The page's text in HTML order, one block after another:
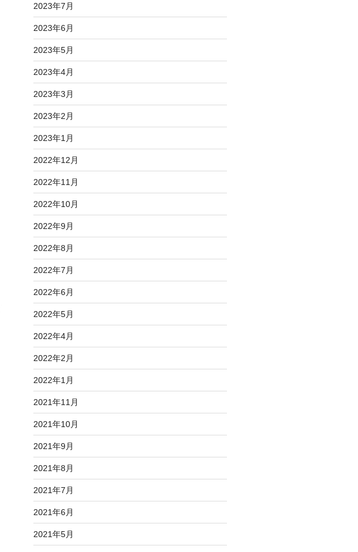
2023年7月
2023年6月
2023年5月
2023年4月
2023年3月
2023年2月
2023年1月
2022年12月
2022年11月
2022年10月
2022年9月
2022年8月
2022年7月
2022年6月
2022年5月
2022年4月
2022年2月
2022年1月
2021年11月
2021年10月
2021年9月
2021年8月
2021年7月
2021年6月
2021年5月